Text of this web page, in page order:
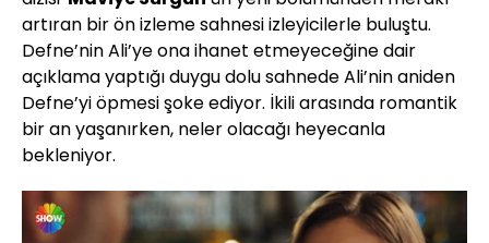
artıran bir ön izleme sahnesi izleyicilerle buluştu.
Defne’nin Ali’ye ona ihanet etmeyeceğine dair
açıklama yaptığı duygu dolu sahnede Ali’nin aniden
Defne’yi öpmesi şoke ediyor. İkili arasında romantik
bir an yaşanırken, neler olacağı heyecanla
bekleniyor.